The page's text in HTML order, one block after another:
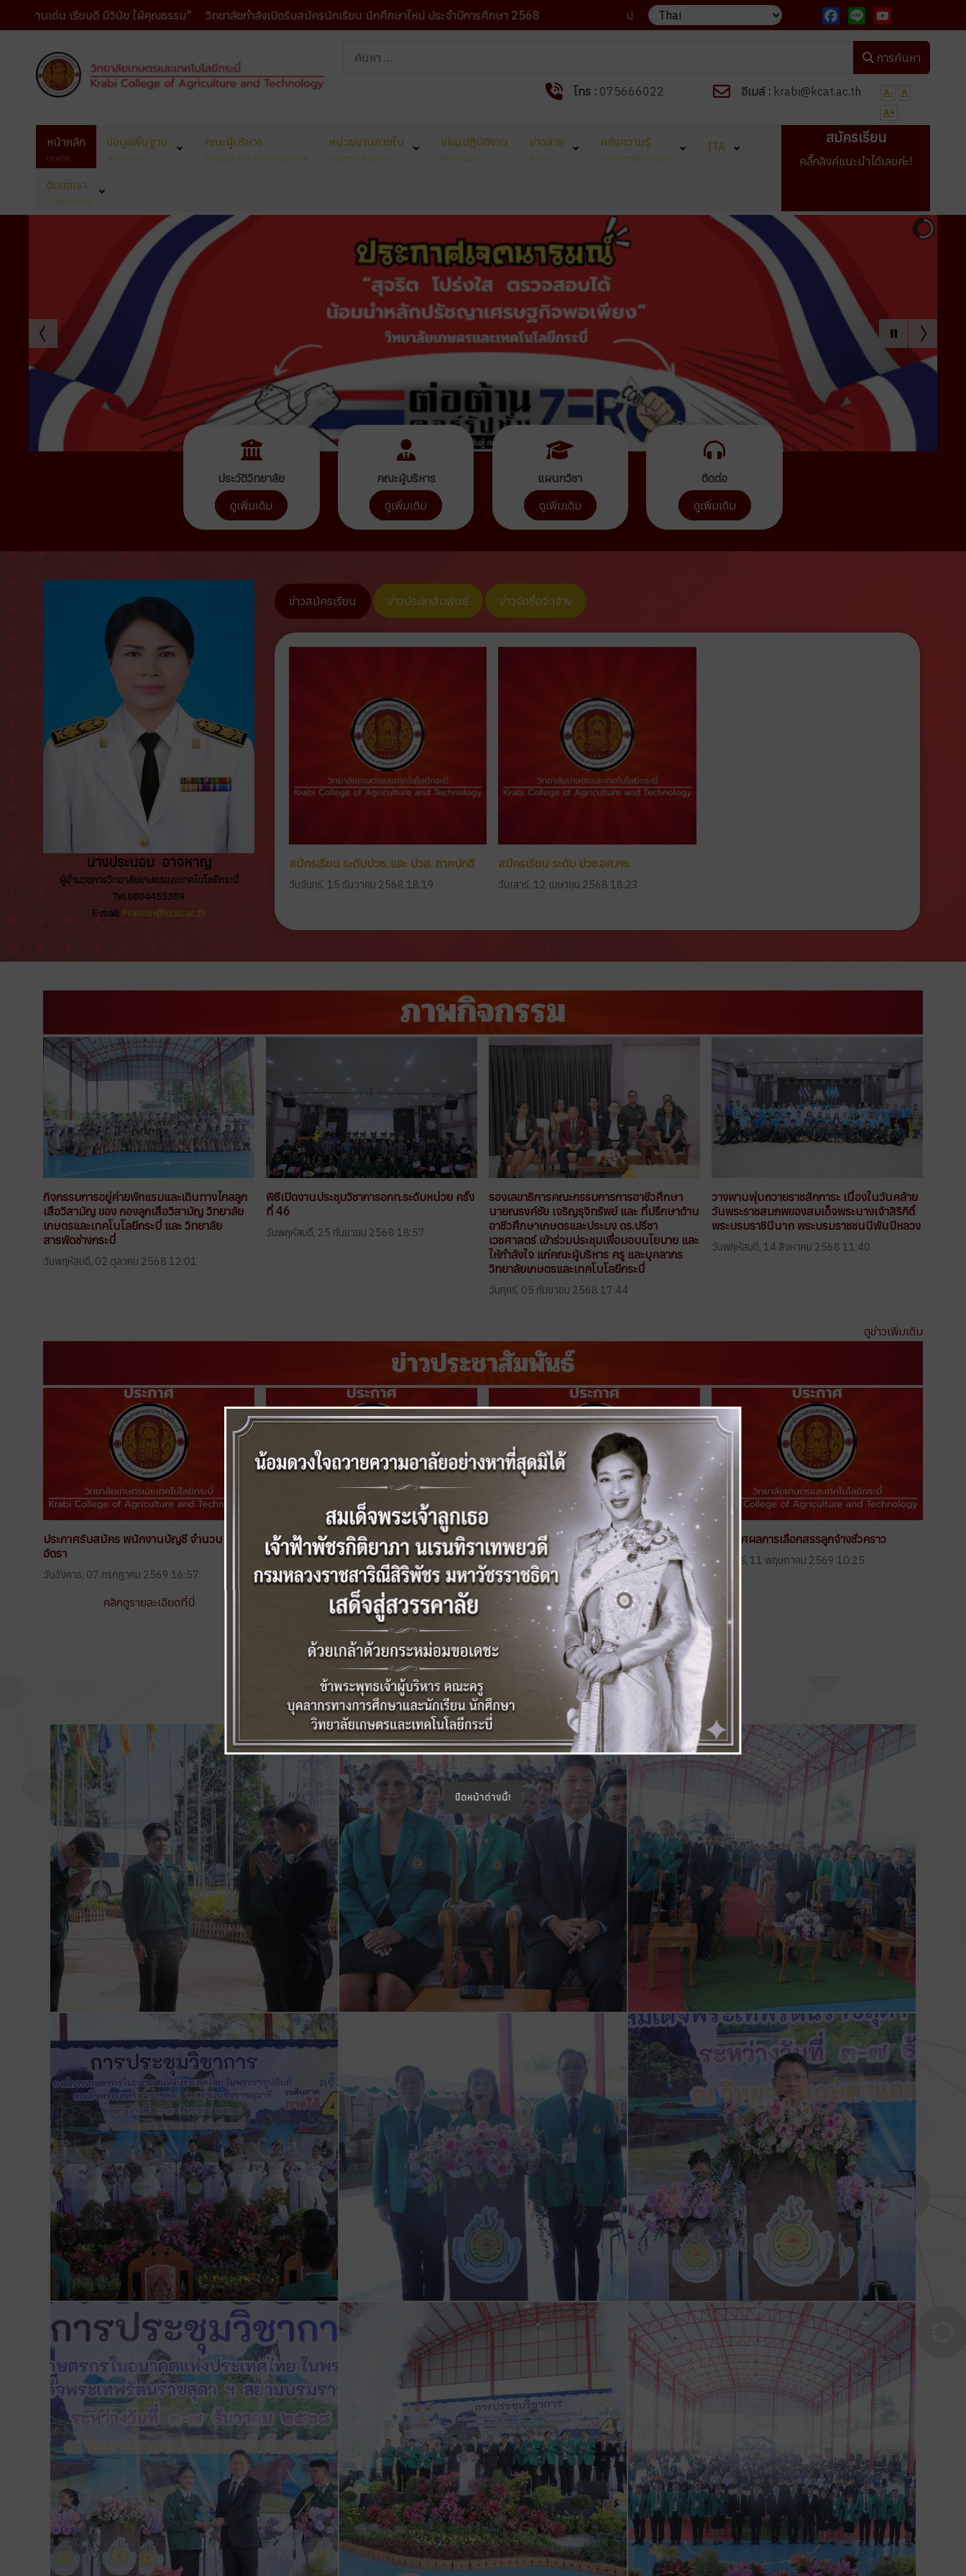
ด่น เรียนดี มีวินัย ใฝ่คุณธรรม" วิทยาลัยกำลังเปิดรับสมัครนักเรียน นักศึกษาใหม่ ประจำปีการศึกษา 2568 ปรัชญาวิทยาลัย "งานเด่น เรียนดี มีวินัย ใฝ่คุณธรรม"
วิทยาลัยกำลังเปิดรับสมัคร
Facebook
Line YouTube
การค้นหา
การค้นหา
โทร :075666022 อีเมล์ :krabi@kcat.ac.th A-
A
A+
หน้าหลัก
Home
ข้อมูลพื้นฐาน
About Us
คณะผู้บริหาร
Educational Administrator
หน่วยงานภายใน
Internal agency
แผนปฏิบัติงาน
Work plan
ข่าวสาร
News
คลังความรู้
Knowledge Library
ITA
ติดต่อเรา
Contact Us
สมัครเรียน
คลื๊กลิงค์แนะนำได้เลยค่ะ!
ประวัติวิทยาลัย
ดูเพิ่มเติม
คณะผู้บริหาร
ดูเพิ่มเติม
แผนกวิชา
ดูเพิ่มเติม
ติดต่อ
ดูเพิ่มเติม
นางประนอม อาจหาญ
ผู้อำนวยการวิทยาลัยเกษตรและเทคโนโลยีกระบี่
Tel.0804455359
E-mail: Pranom@kcat.ac.th
ข่าวสมัครเรียน ข่าวประชาสัมพันธ์ ข่าวจัดซื้อจัดจ้าง
สมัครเรียน ระดับปวช. และ ปวส. ภาคปกติ
วันจันทร์, 15 ธันวาคม 2568 18:19
สมัครเรียน ระดับ ปวช.อศ.กช.
วันเสาร์, 12 เมษายน 2568 18:23
กิจกรรมการอยู่ค่ายพักแรมและเดินทางไกลลูก
เสือวิสามัญ ของ กองลูกเสือวิสามัญ วิทยาลัย
เกษตรและเทคโนโลยีกระบี่ และ วิทยาลัย
สารพัดช่างกระบี่
วันพฤหัสบดี, 02 ตุลาคม 2568 12:01
พิธีเปิดงานประชุมวิชาการอกท.ระดับหน่วย ครั้ง
ที่ 46
วันพฤหัสบดี, 25 กันยายน 2568 18:57
รองเลขาธิการคณะกรรมการการอาชีวศึกษา
นายณรงค์ชัย เจริญรุจิทรัพย์ และ ที่ปรึกษาด้าน
อาชีวศึกษาเกษตรและประมง ดร.ปรีชา
เวชศาสตร์ เข้าร่วมประชุมเพื่อมอบนโยบาย และ
ให้กำลังใจ แก่คณะผู้บริหาร ครู และบุคลากร
วิทยาลัยเกษตรและเทคโนโลยีกระบี่
วันศุกร์, 05 กันยายน 2568 17:44
วางพานพุ่มถวายราชสักการะ เนื่องในวันคล้าย
วันพระราชสมภพของสมเด็จพระนางเจ้าสิริกิติ์
พระบรมราชินีนาถ พระบรมราชชนนีพันปีหลวง
วันพฤหัสบดี, 14 สิงหาคม 2568 11:40
ดูข่าวเพิ่มเติม
ประกาศรับสมัคร พนักงานบัญชี จำนวน 1
อัตรา
วันอังคาร, 07 กรกฎาคม 2569 16:57
คลิกดูรายละเอียดที่นี่
ประกาศรับสมัครลูกจ้างชั่วคราว 10 มิถุนายน
2569
วันพุธ, 10 มิถุนายน 2569 10:56
ประกาศรับสมัครงานลูกจ้างชั่วคราว
วันพฤหัสบดี, 14 พฤษภาคม 2569 16:12
ประกาศผลการเลือกสรรลูกจ้างชั่วคราว
วันจันทร์, 11 พฤษภาคม 2569 10:25
ปิดหน้าต่างนี้!